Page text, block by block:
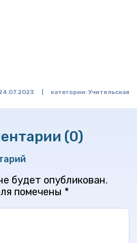
категории: Учительская
(0)
будет опубликован.
помечены *